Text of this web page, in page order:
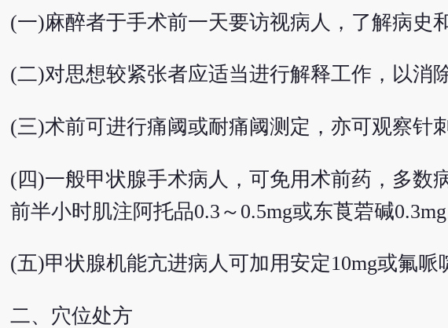
(一)麻醉者于手术前一天要访视病人，了解病史
(二)对思想较紧张者应适当进行解释工作，以消
(三)术前可进行痛阈或耐痛阈测定，亦可观察针
(四)一般甲状腺手术病人，可免用术前药，多数
前半小时肌注阿托品0.3～0.5mg或东莨菪碱0.3mg
(五)甲状腺机能亢进病人可加用安定10mg或氟哌
二、穴位处方